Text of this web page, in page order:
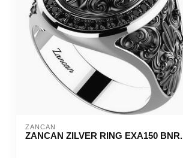
ZANCAN
ZANCAN ZILVER RING EXA150 BNR.